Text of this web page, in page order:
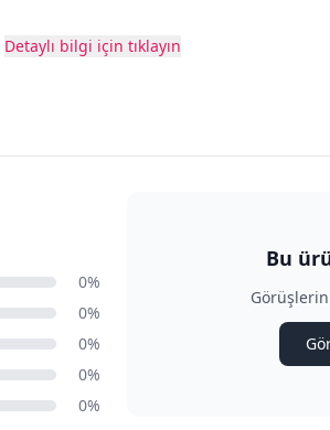
Detaylı bilgi için tıklayın
0%
0%
0%
0%
0%
Bu